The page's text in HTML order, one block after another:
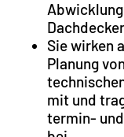
Sie wirken
Planung
mit und
termin-